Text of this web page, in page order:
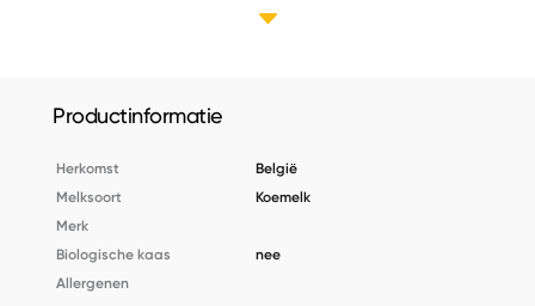
Productinformatie
Herkomst
België
Melksoort
Koemelk
Merk
Biologische kaas
nee
Allergenen